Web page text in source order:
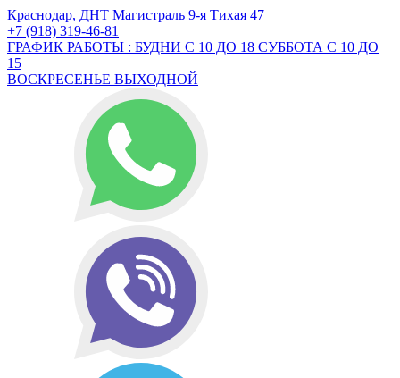
Краснодар, ДНТ Магистраль 9-я Тихая 47
+7 (918) 319-46-81
ГРАФИК РАБОТЫ : БУДНИ С 10 ДО 18 СУББОТА С 10 ДО
15
ВОСКРЕСЕНЬЕ ВЫХОДНОЙ